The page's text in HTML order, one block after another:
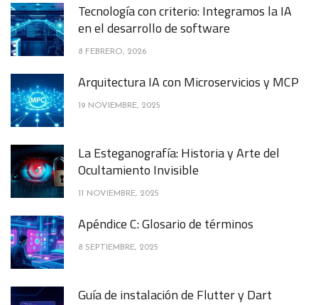
Tecnología con criterio: Integramos la IA
en el desarrollo de software
8 FEBRERO, 2026
Arquitectura IA con Microservicios y MCP
19 NOVIEMBRE, 2025
La Esteganografía: Historia y Arte del
Ocultamiento Invisible
11 NOVIEMBRE, 2025
Apéndice C: Glosario de términos
8 SEPTIEMBRE, 2025
Guía de instalación de Flutter y Dart